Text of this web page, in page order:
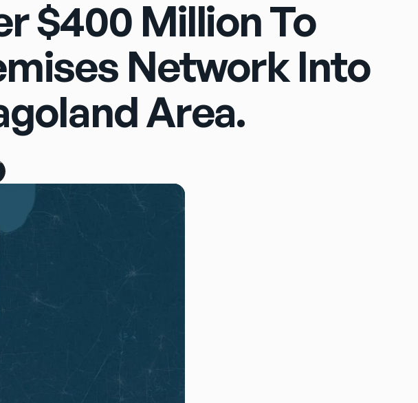
$400 Million To
Network Into
Area.